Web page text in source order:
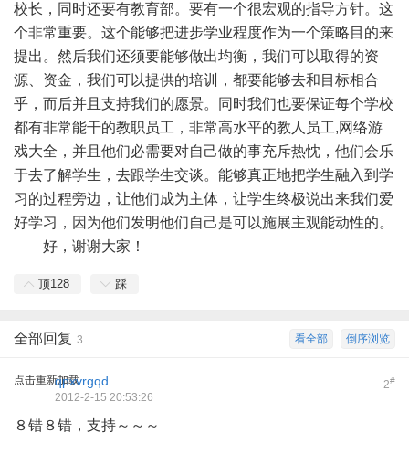
校长，同时还要有教育部。要有一个很宏观的指导方针。这
个非常重要。这个能够把进步学业程度作为一个策略目的来
提出。然后我们还须要能够做出均衡，我们可以取得的资
源、资金，我们可以提供的培训，都要能够去和目标相合
乎，而后并且支持我们的愿景。同时我们也要保证每个学校
都有非常能干的教职员工，非常高水平的教人员工,网络游
戏大全，并且他们必需要对自己做的事充斥热忱，他们会乐
于去了解学生，去跟学生交谈。能够真正地把学生融入到学
习的过程旁边，让他们成为主体，让学生终极说出来我们爱
好学习，因为他们发明他们自己是可以施展主观能动性的。
好，谢谢大家！
顶128 踩
倒序浏览
看全部
全部回复 3
点击重新加载 2#
qpxvrgqd
2012-2-15 20:53:26
８错８错，支持～～～